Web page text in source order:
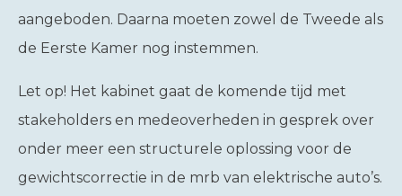
aangeboden. Daarna moeten zowel de Tweede als
de Eerste Kamer nog instemmen.
Let op! Het kabinet gaat de komende tijd met
stakeholders en medeoverheden in gesprek over
onder meer een structurele oplossing voor de
gewichtscorrectie in de mrb van elektrische auto’s.